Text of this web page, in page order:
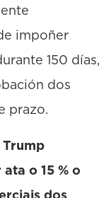
impoñer
150 días,
dos
prazo.
Trump
o 15 % o